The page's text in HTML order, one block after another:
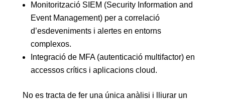
Monitorització SIEM (Security Information and
Event Management) per a correlació
d’esdeveniments i alertes en entorns
complexos.
Integració de MFA (autenticació multifactor) en
accessos crítics i aplicacions cloud.
No es tracta de fer una única anàlisi i lliurar un